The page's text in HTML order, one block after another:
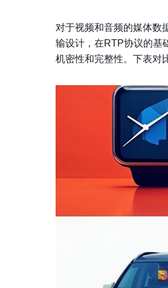
对于视频和音频的媒体数
输设计，在RTP协议的基
机密性和完整性。下表对